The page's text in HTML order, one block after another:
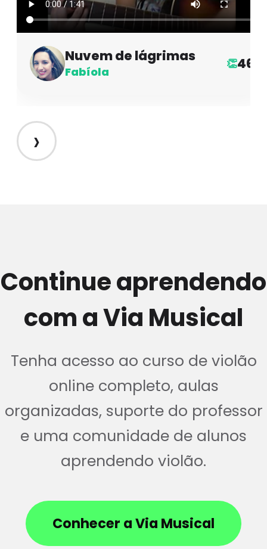
Nuvem de lágrimas
Fabíola
👏46
›
Continue aprendendo
com a Via Musical
Tenha acesso ao curso de violão
online completo, aulas
organizadas, suporte do professor
e uma comunidade de alunos
aprendendo violão.
Conhecer a Via Musical